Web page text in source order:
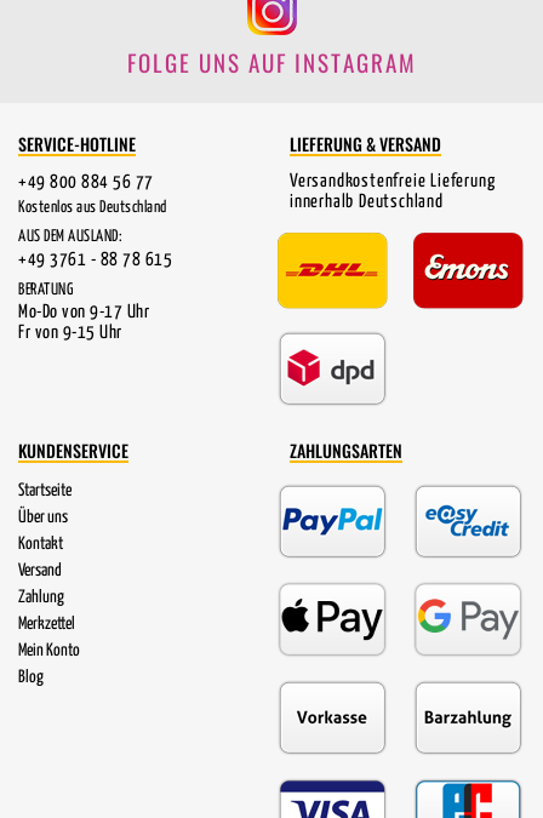
FOLGE UNS AUF INSTAGRAM
SERVICE-HOTLINE
+49 800 884 56 77
Kostenlos aus Deutschland
AUS DEM AUSLAND:
+49 3761 - 88 78 615
BERATUNG
Mo-Do von 9-17 Uhr
Fr von 9-15 Uhr
LIEFERUNG & VERSAND
Versandkostenfreie Lieferung
innerhalb Deutschland
KUNDENSERVICE
Startseite
Über uns
Kontakt
Versand
Zahlung
Merkzettel
Mein Konto
Blog
ZAHLUNGSARTEN